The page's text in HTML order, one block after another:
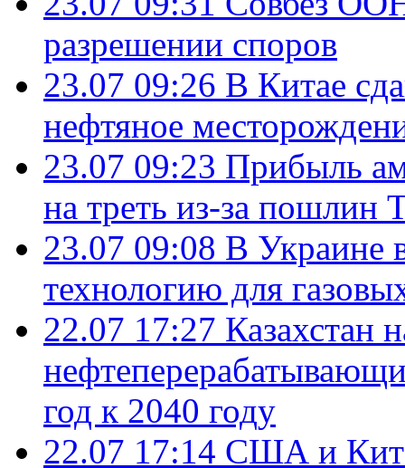
разрешении споров
23.07 09:26 В Китае
нефтяное
23.07 09:23 Прибыль
на треть из-за пошлин
23.07 09:08 В Украине
технологию для
22.07 17:27 Казахстан
год к 2040 году
22.07 17:14 США и